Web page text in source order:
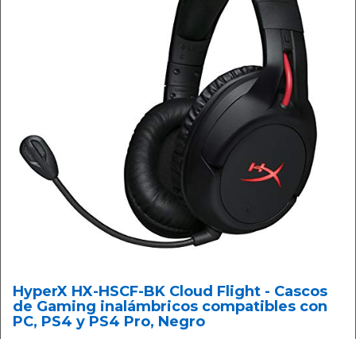
HyperX HX-HSCF-BK Cloud Flight - Cascos
de Gaming inalámbricos compatibles con
PC, PS4 y PS4 Pro, Negro